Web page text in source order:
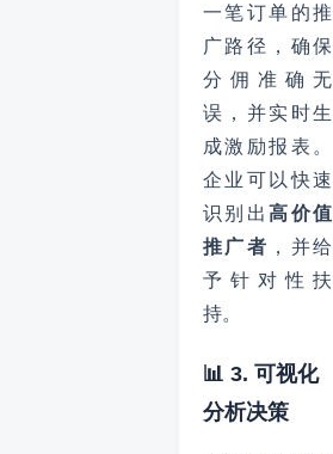
一笔订单的推
广路径，确保
分佣准确无
误，并实时生
成激励报表。
企业可以快速
识别出高价值
推广者 ，并给
予针对性扶
持。
📊 3. 可视化
分析决策